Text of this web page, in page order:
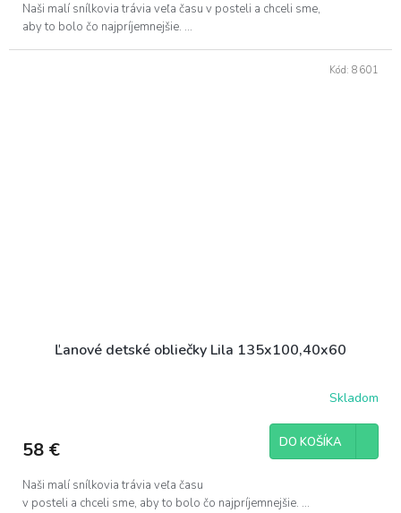
Naši malí snílkovia trávia veľa času v posteli a chceli sme,
aby to bolo čo najpríjemnejšie. ...
Ľanové detské obliečky Lila 135x100,40x60
Skladom
58 € DO KOŠÍKA
Naši malí snílkovia trávia veľa času
v posteli a chceli sme, aby to bolo čo najpríjemnejšie. ...
Kód: 8601